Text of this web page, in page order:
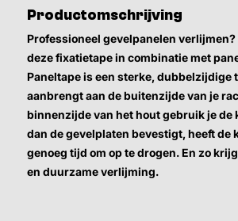
Productomschrijving
Professioneel gevelpanelen
deze fixatietape in combinatie met
Paneltape is een sterke, dubbelzijdige
aanbrengt aan de buitenzijde van je
binnenzijde van het hout gebruik je de
dan de gevelplaten bevestigt, heeft de
genoeg tijd om op te drogen. En zo
en duurzame verlijming.